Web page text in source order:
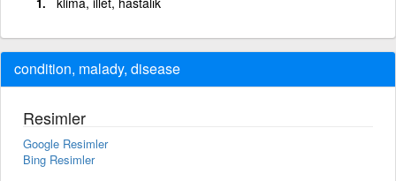
condition, malady, disease
Resimler
Google Resimler
Bing Resimler